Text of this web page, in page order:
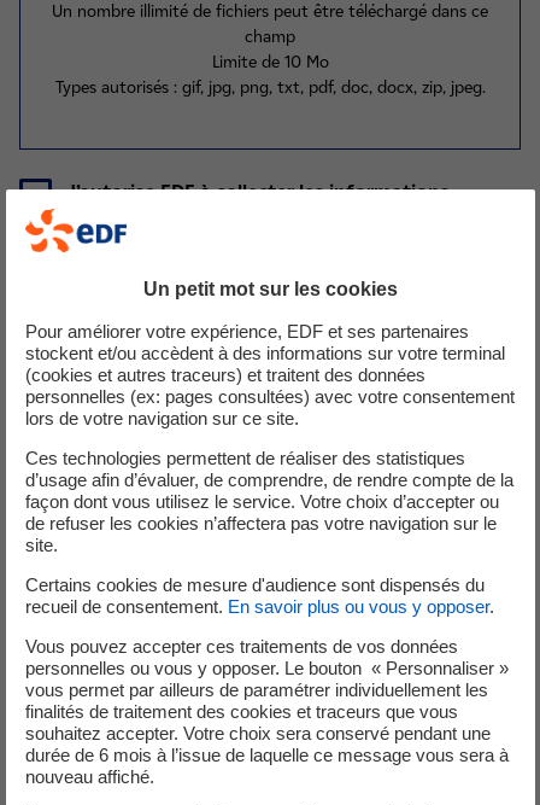
Un nombre illimité de fichiers peut être téléchargé dans ce
champ
Limite de 10 Mo
Types autorisés : gif, jpg, png, txt, pdf, doc, docx, zip, jpeg.
J’autorise EDF à collecter les informations
saisies dans ce formulaire pour le traitement de
ma demande.
En conformité avec le règlement n°2016/679, dit
Règlement général pour la protection des données
(RGPD) et la loi n°78-17 du 6 janvier 1978 modifiée
relative à l'informatique, aux fichiers et aux libertés,
les données à caractère personnel recueillies sur le
portail du Groupe EDF font l’objet d’une déclaration
auprès du Délégué à la Protection des données (DPO)
d’EDF.
Les données personnelles collectées sur le site EDF
peuvent l’être pour différentes finalités, selon les
pages du site et les formulaires de recueil concernés.
Un petit mot sur les cookies
Pour améliorer votre expérience, EDF et ses partenaires
stockent et/ou accèdent à des informations sur votre terminal
(cookies et autres traceurs) et traitent des données
personnelles (ex: pages consultées) avec votre consentement
lors de votre navigation sur ce site.
Ces technologies permettent de réaliser des statistiques
d’usage afin d’évaluer, de comprendre, de rendre compte de la
façon dont vous utilisez le service. Votre choix d’accepter ou
de refuser les cookies n’affectera pas votre navigation sur le
site.
Certains cookies de mesure d'audience sont dispensés du
recueil de consentement. En savoir plus ou vous y opposer.
Vous pouvez accepter ces traitements de vos données
personnelles ou vous y opposer. Le bouton « Personnaliser »
vous permet par ailleurs de paramétrer individuellement les
finalités de traitement des cookies et traceurs que vous
souhaitez accepter. Votre choix sera conservé pendant une
durée de 6 mois à l’issue de laquelle ce message vous sera à
nouveau affiché.